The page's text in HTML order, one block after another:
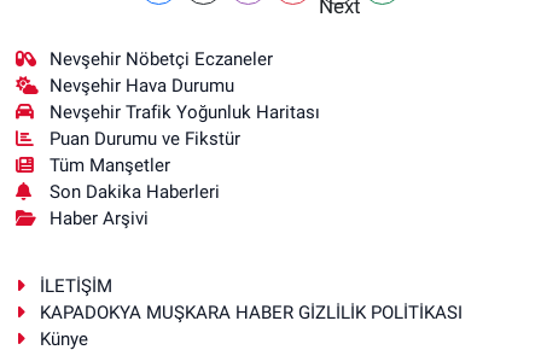
Nevşehir Nöbetçi Eczaneler
Nevşehir Hava Durumu
Nevşehir Trafik Yoğunluk Haritası
Puan Durumu ve Fikstür
Tüm Manşetler
Son Dakika Haberleri
Haber Arşivi
İLETİŞİM
KAPADOKYA MUŞKARA HABER GİZLİLİK POLİTİKASI
Künye